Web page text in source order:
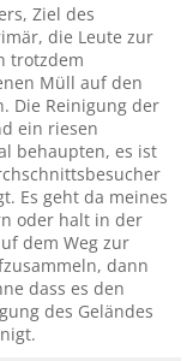
Ziel des
die Leute zur
trotzdem
Müll auf den
Die Reinigung der
ein riesen
behaupten, es ist
Es geht da meines
oder halt in der
dem Weg zur
dann
dass es den
des Geländes